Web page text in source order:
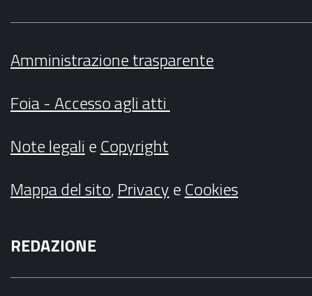
Amministrazione trasparente
Foia - Accesso agli atti
Note legalieCopyright
Mappa del sito,PrivacyeCookies
REDAZIONE